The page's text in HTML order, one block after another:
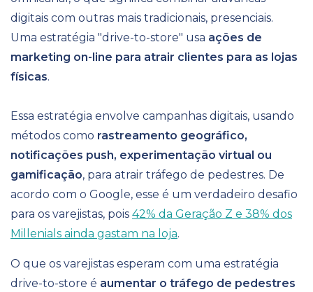
digitais com outras mais tradicionais, presenciais.
Uma estratégia "drive-to-store" usa ações de
marketing on-line para atrair clientes para as lojas
físicas.
Essa estratégia envolve campanhas digitais, usando
métodos como rastreamento geográfico,
notificações push, experimentação virtual ou
gamificação, para atrair tráfego de pedestres. De
acordo com o Google, esse é um verdadeiro desafio
para os varejistas, pois 42% da Geração Z e 38% dos
Millenials ainda gastam na loja.
O que os varejistas esperam com uma estratégia
drive-to-store é aumentar o tráfego de pedestres